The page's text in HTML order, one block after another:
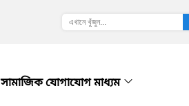
সামাজিক যোগাযোগ মাধ্যম